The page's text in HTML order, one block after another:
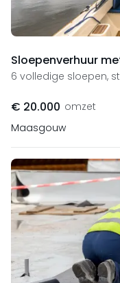
Sloepenverhuur
6 volledige sloepen,
€ 20.000 omzet
Maasgouw